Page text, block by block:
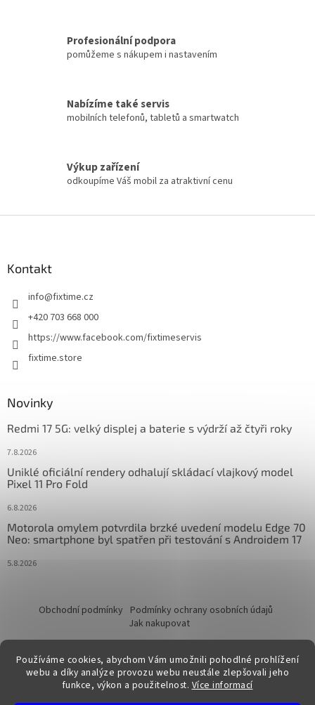
Používáme cookies, abychom Vám umožnili pohodlné prohlížení
webu a díky analýze provozu webu neustále zlepšovali jeho
funkce, výkon a použitelnost. Více informací
Profesionální podpora
pomůžeme s nákupem i nastavením
Nabízíme také servis
mobilních telefonů, tabletů a smartwatch
Výkup zařízení
odkoupíme Váš mobil za atraktivní cenu
Kontakt
info@fixtime.cz
+420 703 668 000
https://www.facebook.com/fixtimeservis
fixtime.store
Novinky
Redmi 17 5G: velký displej a baterie s výdrží až čtyři roky
7.8.2026
Uniklé oficiální rendery odhalují skládací vlajkový model
Pixel 11 Pro Fold
6.8.2026
Motorola omylem potvrdila brzké uvedení modelu Edge 70
Neo: smartphone byl spatřen při testování s Androidem 17
5.8.2026
Obchodní podmínky Podmínky ochrany osobních údajů
Jak nakupovat
Vytvořil Shoptet